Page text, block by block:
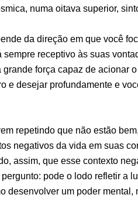
numa oitava superior,
da direção em que você
sempre receptivo às suas
grande força capaz de acionar
e desejar profundamente e
repetindo que não estão
negativos da vida em suas
assim, que esse contexto
pode o lodo refletir a
desenvolver um poder